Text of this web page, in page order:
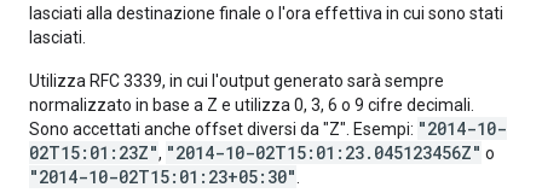
lasciati alla destinazione finale o l'ora effettiva in cui sono stati
lasciati.
Utilizza RFC 3339, in cui l'output generato sarà sempre
normalizzato in base a Z e utilizza 0, 3, 6 o 9 cifre decimali.
Sono accettati anche offset diversi da "Z". Esempi: "2014-10-
02T15:01:23Z", "2014-10-02T15:01:23.045123456Z" o
"2014-10-02T15:01:23+05:30"